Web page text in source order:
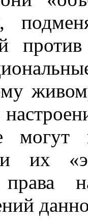
могут
их